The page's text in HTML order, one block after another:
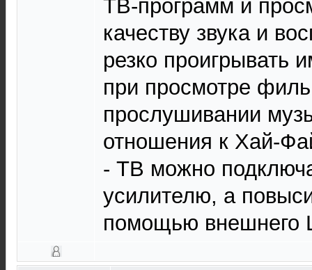
ТВ-программ и
качеству звука и
резко проигрывать
при просмотре
прослушивании
отношения к Хай-
- ТВ можно
усилителю, а
помощью внешнего